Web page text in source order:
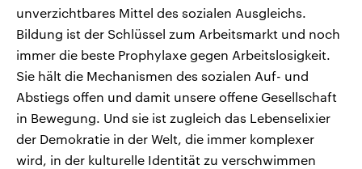
unverzichtbares Mittel des sozialen Ausgleichs.
Bildung ist der Schlüssel zum Arbeitsmarkt und noch
immer die beste Prophylaxe gegen Arbeitslosigkeit.
Sie hält die Mechanismen des sozialen Auf- und
Abstiegs offen und damit unsere offene Gesellschaft
in Bewegung. Und sie ist zugleich das Lebenselixier
der Demokratie in der Welt, die immer komplexer
wird, in der kulturelle Identität zu verschwimmen